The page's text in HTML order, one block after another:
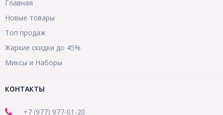
Главная
Новые товары
Топ продаж
Жаркие скидки до 45%
Миксы и Наборы
КОНТАКТЫ
+7 (977) 977-01-20